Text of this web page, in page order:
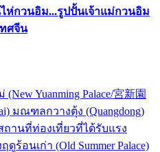
ห่กวนอิม...รูปปั้นเจ้าแม่กวนอิม
ศจีน
Yuanming Palace/宮新園
มณฑลกวางตุ้ง (Quangdong)
านที่ท่องเที่ยวที่ได้รับแรง
ร้อนเก่า (Old Summer Palace)